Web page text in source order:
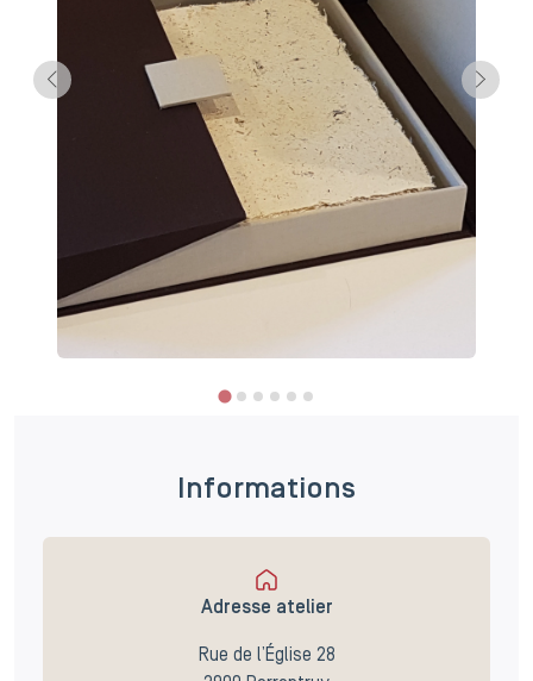
Informations
Adresse atelier
Rue de l’Église 28